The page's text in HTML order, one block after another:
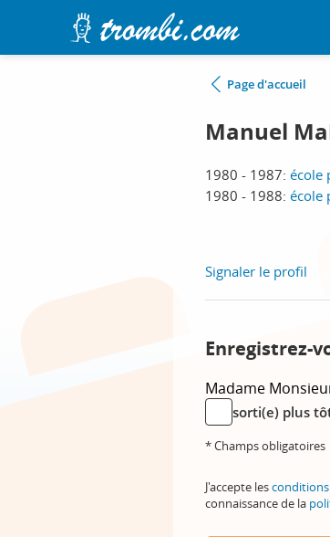
Page d'accueil
Manuel
1980 - 1987: école
1980 - 1988: école
Signaler le profil
Enregistrez-
Madame
sorti(e) plus
* Champs obligatoires
J'accepte les
connaissance de la